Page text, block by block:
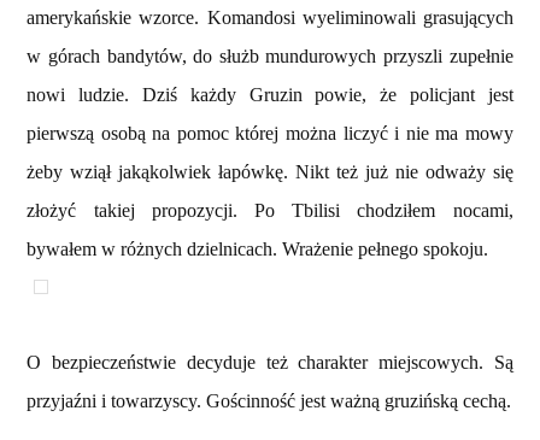
amerykańskie wzorce. Komandosi wyeliminowali grasujących
w górach bandytów, do służb mundurowych przyszli zupełnie
nowi ludzie. Dziś każdy Gruzin powie, że policjant jest
pierwszą osobą na pomoc której można liczyć i nie ma mowy
żeby wziął jakąkolwiek łapówkę. Nikt też już nie odważy się
złożyć takiej propozycji. Po Tbilisi chodziłem nocami,
bywałem w różnych dzielnicach. Wrażenie pełnego spokoju.
O bezpieczeństwie decyduje też charakter miejscowych. Są
przyjaźni i towarzyscy. Gościnność jest ważną gruzińską cechą.